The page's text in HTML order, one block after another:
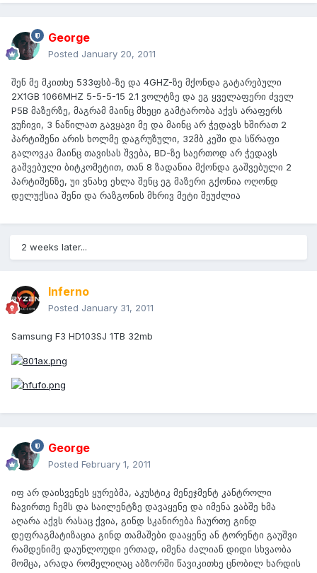
George
Posted January 20, 2011
შენ მე მკითხე 533ფსბ-ზე და 4GHZ-ზე მქონდა გატარებული
2X1GB 1066MHZ 5-5-5-15 2.1 ვოლტზე და ეგ ყველაფერი ძველ
P5B მაზერზე, მაგრამ მაინც მხეცი გამტარობა აქვს არაფერს
ვუჩივი, 3 ნაწილათ გავყავი მე და მაინც არ ჭედავს ხშირათ 2
პარტიშენი არის ხოლმე დაგრუზული, 32მბ კეში და სწრაფი
გალოვკა მაინც თავისას შვება, BD-ზე საერთოდ არ ჭედავს
გაშვებული ბიტკომეტით, თან 8 ზადანია მქონდა გაშვებული 2
პარტიშენზე, უი ვნახე ეხლა შენც ეგ მაზერი გქონია ოღონდ
დელუქსია შენი და რაზგონის მხრივ მეტი შეუძლია
2 weeks later...
Inferno
Posted January 31, 2011
Samsung F3 HD103SJ 1TB 32mb
George
Posted February 1, 2011
იფ არ დაისვენეს ყურებმა, აკუსტიკ მენეჯმენტ კანტროლი
ჩავირთე ჩემს და საილენტზე დავაყენე და იმენა ვაბშე ხმა
აღარა აქვს რასაც ქვია, გინდ სკანირება ჩაურთე გინდ
დეფრაგმატიზაცია გინდ თამაშები დააყენე ან ტორენტი გაუშვი
რამდენიმე დაუნლოუდი ერთად, იმენა ძალიან დიდი სხვაობა
მომცა, არადა რომელიღაც აბზორში წავიკითხე ცნობილ ხარდის